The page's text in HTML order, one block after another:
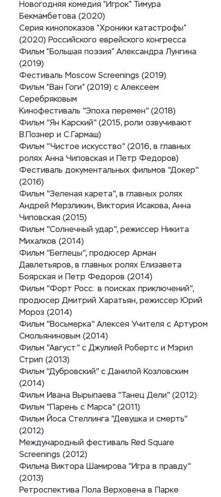
Новогодняя комедия “Игрок” Тимура
Бекмамбетова (2020)
Серия кинопоказов “Хроники катастрофы”
(2020) Российского еврейского конгресса
Фильм “Большая поэзия” Александра Лунгина
(2019)
Фестиваль Moscow Screenings (2019)
Фильм “Ван Гоги” (2019) с Алексеем
Серебряковым
Кинофестиваль "Эпоха перемен" (2018)
Фильм "Ян Карский" (2015, роли озвучивают
В.Познер и С.Гармаш)
Фильм "Чистое искусство" (2016, в главных
ролях Анна Чиповская и Петр Федоров)
Фестиваль документальных фильмов "Докер"
(2016)
Фильм "Зеленая карета", в главных ролях
Андрей Мерзликин, Виктория Исакова, Анна
Чиповская (2015)
Фильм "Солнечный удар", режиссер Никита
Михалков (2014)
Фильм "Беглецы", продюсер Арман
Давлетьяров, в главных ролях Елизавета
Боярская и Петр Федоров (2014)
Фильм "Форт Росс: в поисках приключений",
продюсер Дмитрий Харатьян, режиссер Юрий
Мороз (2014)
Фильм "Восьмерка" Алексея Учителя с Артуром
Смольяниновым (2014)
Фильм "Август" с Джулией Робертс и Мэрил
Стрип (2013)
Фильм "Дубровский" с Данилой Козловским
(2014)
Фильм Ивана Вырыпаева "Танец Дели" (2012)
Фильм "Парень с Марса" (2011)
Фильм Йоса Стеллинга "Девушка и смерть"
(2012)
Международный фестиваль Red Square
Screenings (2012)
Фильма Виктора Шамирова "Игра в правду"
(2013)
Ретроспектива Пола Верховена в Парке